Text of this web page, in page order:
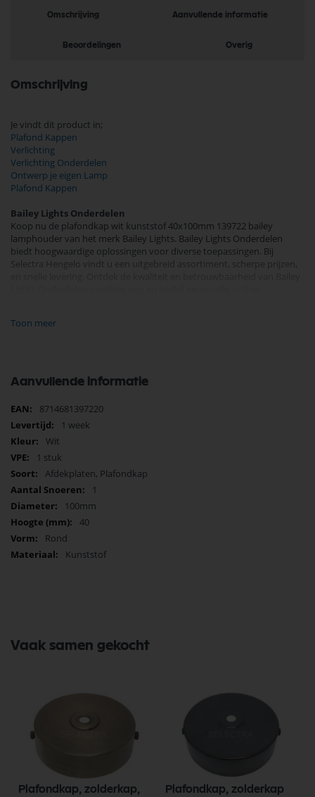
Omschrijving Aanvullende informatie
Beoordelingen Overig
Omschrijving
Je vindt dit product in;
Plafond Kappen
Verlichting
Verlichting Onderdelen
Ontwerp je eigen Lamp
Plafond Kappen
Bailey Lights Onderdelen
Koop nu de plafondkap wit kunststof 40x100mm 139722 bailey
lamphouder van het merk Bailey Lights. Bailey Lights Onderdelen
biedt hoogwaardige oplossingen voor diverse toepassingen. Bij
Selectra Hengelo vindt u een uitgebreid assortiment, scherpe prijzen,
Toon meer
Aanvullende informatie
Meer
informatie
8714681397220
1 week
Wit
1 stuk
Afdekplaten, Plafondkap
1
100mm
40
Rond
Kunststof
Vaak samen gekocht
Plafondkap, zolderkap, Plafondkap, zolderkap